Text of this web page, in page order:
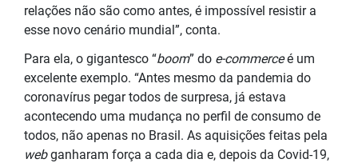
relações não são como antes, é impossível resistir a
esse novo cenário mundial”, conta.
Para ela, o gigantesco “boom” do e-commerceé um
excelente exemplo. “Antes mesmo da pandemia do
coronavírus pegar todos de surpresa, já estava
acontecendo uma mudança no perfil de consumo de
todos, não apenas no Brasil. As aquisições feitas pela
webganharam força a cada dia e, depois da Covid-19,